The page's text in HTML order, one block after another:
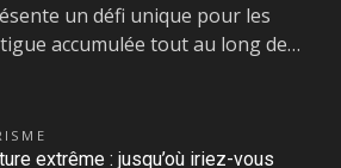
un défi unique pour les
accumulée tout au long de…
extrême : jusqu’où iriez-vous